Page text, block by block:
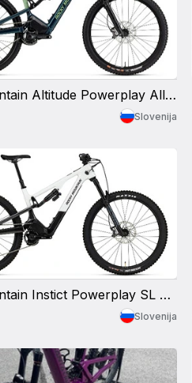
Rocky Mountain Altitude Powerplay Alloy 70 Shimano
Slovenija
Rocky Mountain Instict Powerplay SL Carbon 50
Slovenija